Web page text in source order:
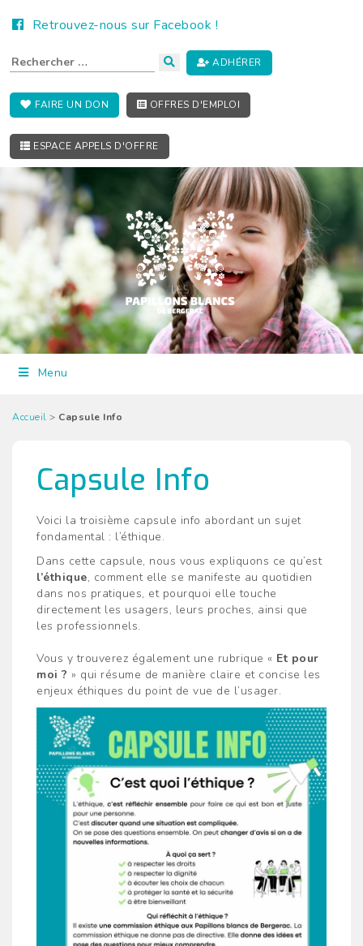
Retrouvez-nous sur Facebook !
ADHÉRER
FAIRE UN DON OFFRES D'EMPLOI
ESPACE APPELS D'OFFRE
Menu
Accueil > Capsule Info
Capsule Info
Voici la troisième capsule info abordant un sujet
fondamental : l’éthique.
Dans cette capsule, nous vous expliquons ce qu’est
l’éthique, comment elle se manifeste au quotidien
dans nos pratiques, et pourquoi elle touche
directement les usagers, leurs proches, ainsi que
les professionnels.
Vous y trouverez également une rubrique « Et pour
moi ? » qui résume de manière claire et concise les
enjeux éthiques du point de vue de l’usager.